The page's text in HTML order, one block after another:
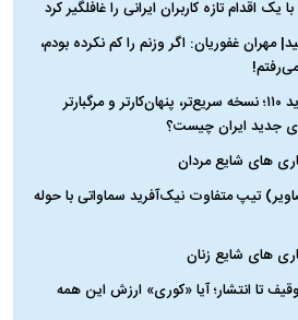
یک اقدام تازه کاربران ایرانی را غافلگیر کرد
مهران غفوریان: اگر وزنم را کم نکرده بودم،
حدید ۱۱۰؛ نسخه سریع‌تر، پنهان‌کارتر و مرگبارتر
جدید ایران چیست؟
های شایع مردان
تیپ متفاوت نیک‌آفرید سماواتی با حوله
های شایع زنان
تا انتشار؛ آیا «کوری» ارزش این همه